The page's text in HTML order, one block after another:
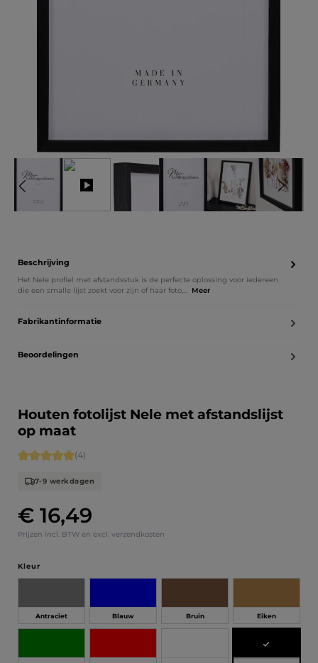
Beschrijving
Het Nele profiel met afstandsstuk is de perfecte oplossing voor iedereen
die een smalle lijst zoekt voor zijn of haar foto,… Meer
Fabrikantinformatie
Beoordelingen
Houten fotolijst Nele met afstandslijst
op maat
Normale prijs:
€ 16,49
Prijzen incl. BTW en excl. verzendkosten
Gemiddelde waardering van 5 van 5 sterren
(4)
7-9 werkdagen
Selecteer
Kleur
Antraciet Blauw Bruin Eiken